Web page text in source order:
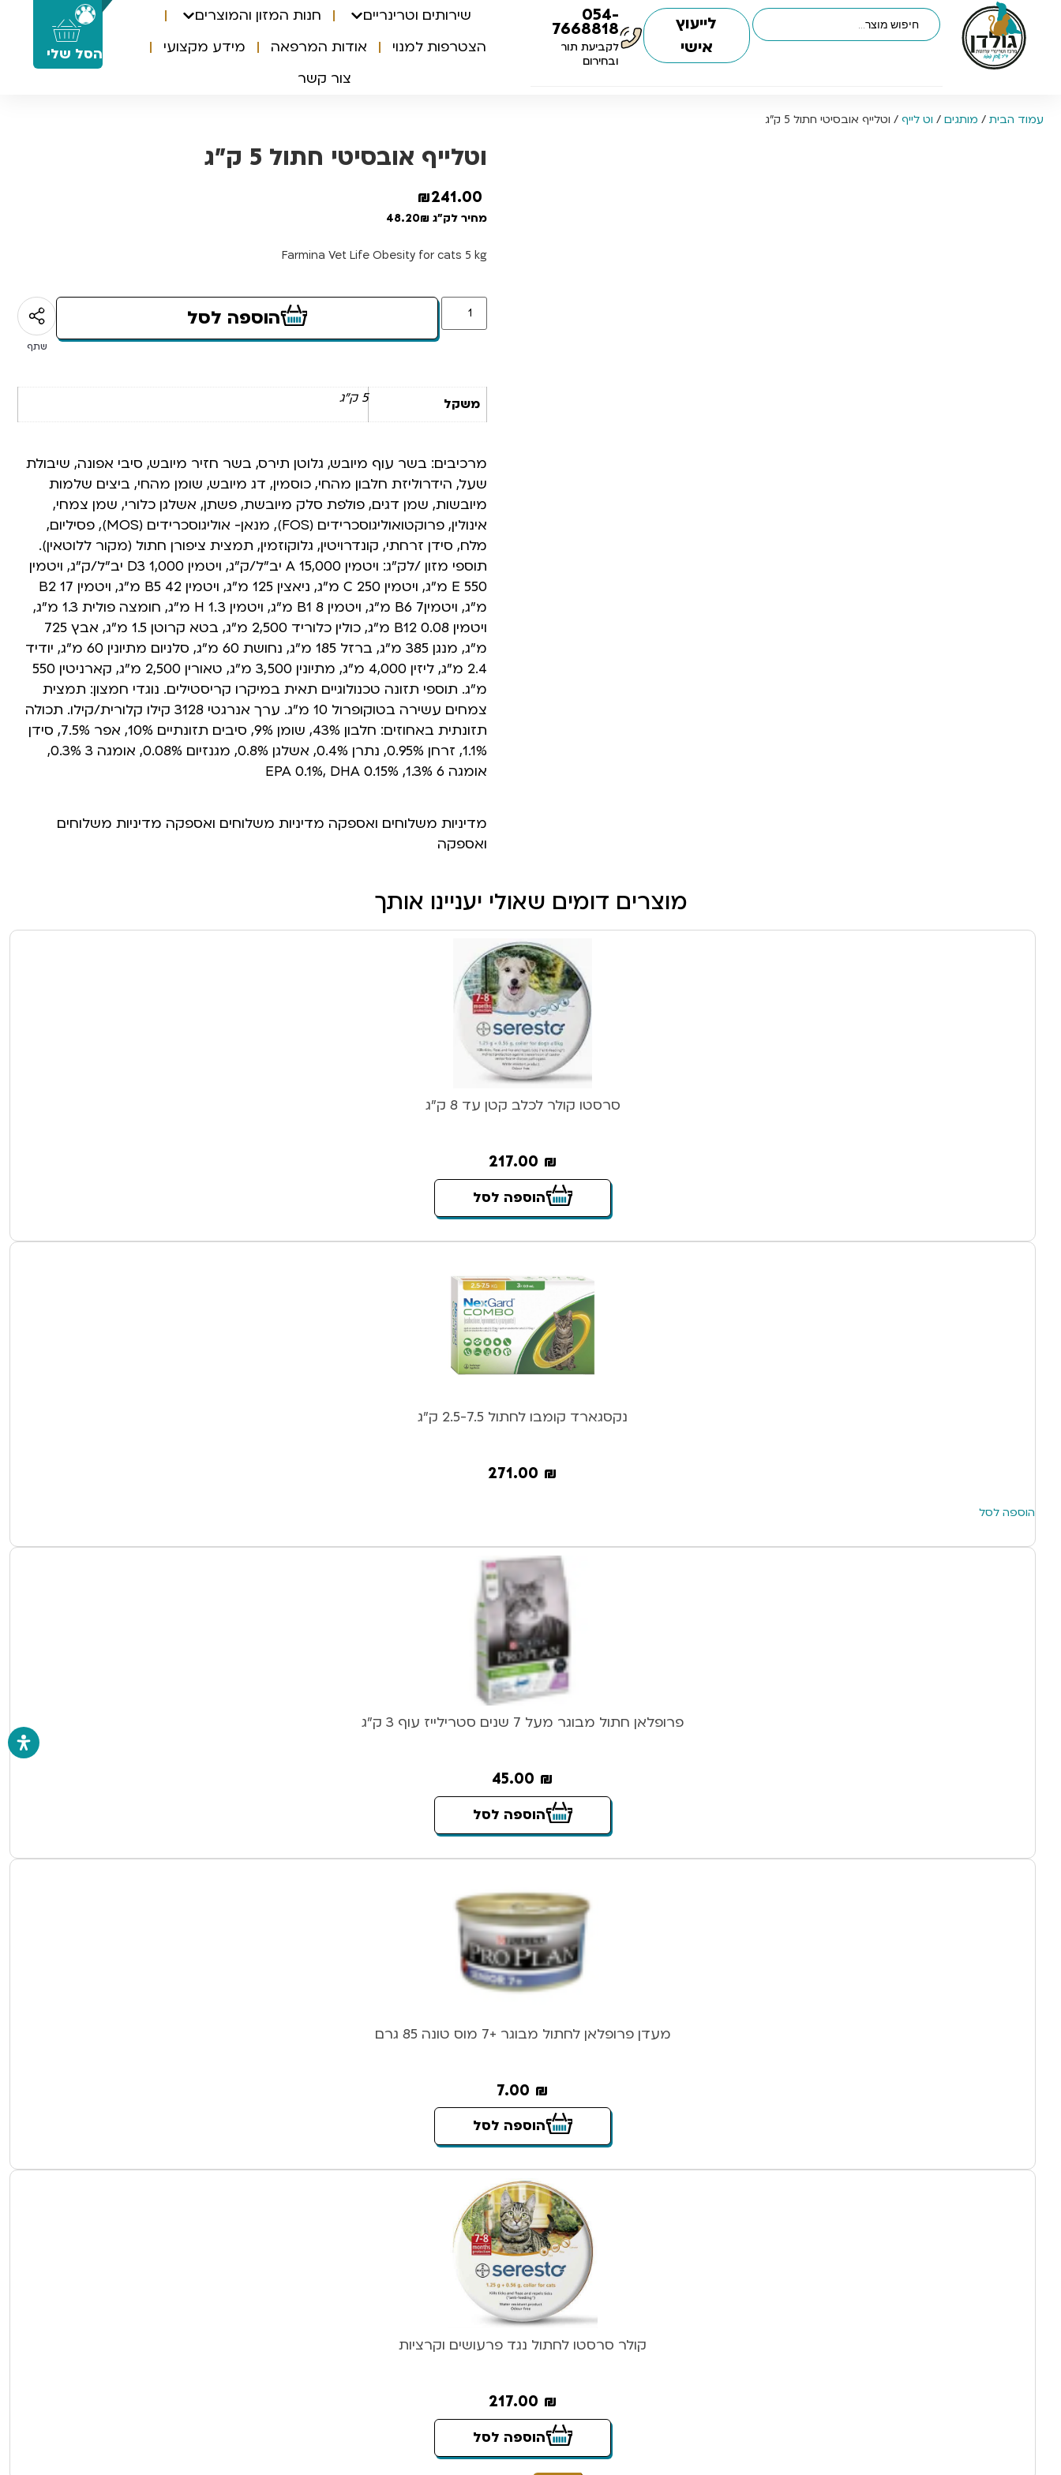
0
הסל שלי
054-
7668818
לקביעת תור
ובחירום
לייעוץ
אישי
שירותים וטרינריים
חנות המזון והמוצרים
הצטרפות למנוי
אודות המרפאה
מידע מקצועי
צור קשר
עמוד הבית / מותגים / וט לייף / וטלייף אובסיטי חתול 5 ק”ג
וטלייף אובסיטי חתול 5 ק”ג
241.00
₪
מחיר לק"ג 48.20₪
Farmina Vet Life Obesity for cats 5 kg
הוספה לסל
שתף
משקל 5 ק"ג
מרכיבים: בשר עוף מיובש, גלוטן תירס, בשר חזיר מיובש, סיבי אפונה, שיבולת
שעל, הידרוליזת חלבון מהחי, כוסמין, דג מיובש, שומן מהחי, ביצים שלמות
מיובשות, שמן דגים, פולפת סלק מיובשת, פשתן, אשלגן כלורי, שמן צמחי,
אינולין, פרוקטואוליגוסכרידים (FOS), מנאן- אוליגוסכרידים (MOS), פסיליום,
מלח, סידן זרחתי, קונדרויטין, גלוקוזמין, תמצית ציפורן חתול (מקור ללוטאין).
תוספי מזון /לק”ג: ויטמין A 15,000 יב”ל/ק”ג, ויטמין D3 1,000 יב”ל/ק”ג, ויטמין
550 E מ”ג, ויטמין C 250 מ”ג, ניאצין 125 מ”ג, ויטמין B5 42 מ”ג, ויטמין B2 17
מ”ג, ויטמיןB6 7 מ”ג, ויטמין B1 8 מ”ג, ויטמין H 1.3 מ”ג, חומצה פולית 1.3 מ”ג,
ויטמין B12 0.08 מ”ג, כולין כלוריד 2,500 מ”ג, בטא קרוטן 1.5 מ”ג, אבץ 725
מ”ג, מנגן 385 מ”ג, ברזל 185 מ”ג, נחושת 60 מ”ג, סלניום מתיונין 60 מ”ג, יודיד
2.4 מ”ג, ליזין 4,000 מ”ג, מתיונין 3,500 מ”ג, טאורין 2,500 מ”ג, קארניטין 550
מ”ג. תוספי תזונה טכנולוגיים תאית במיקרו קריסטילים. נוגדי חמצון: תמצית
צמחים עשירה בטוקופרול 10 מ”ג. ערך אנרגטי 3128 קילו קלורית/קילו. תכולה
תזונתית באחוזים: חלבון 43%, שומן 9%, סיבים תזונתיים 10%, אפר 7.5%, סידן
1.1%, זרחן 0.95%, נתרן 0.4%, אשלגן 0.8%, מגנזיום 0.08%, אומגה 3 0.3%,
אומגה 6 1.3%, EPA 0.1%, DHA 0.15%
מדיניות משלוחים ואספקה מדיניות משלוחים ואספקה מדיניות משלוחים
ואספקה
מוצרים דומים שאולי יעניינו אותך
סרסטו קולר לכלב קטן עד 8 ק”ג
217.00 ₪
הוספה לסל
נקסגארד קומבו לחתול 2.5-7.5 ק”ג
271.00 ₪
הוספה לסל
פרופלאן חתול מבוגר מעל 7 שנים סטרילייז עוף 3 ק”ג
45.00 ₪
הוספה לסל
מעדן פרופלאן לחתול מבוגר +7 מוס טונה 85 גרם
7.00 ₪
הוספה לסל
קולר סרסטו לחתול נגד פרעושים וקרציות
217.00 ₪
הוספה לסל